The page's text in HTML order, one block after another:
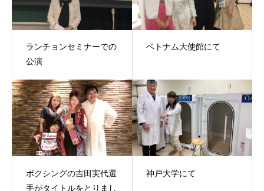
ランチョンセミナーでの
公演
ベトナム大使館にて
ボクシングの吉田実代選
手がタイトルをとりまし
神戸大学にて